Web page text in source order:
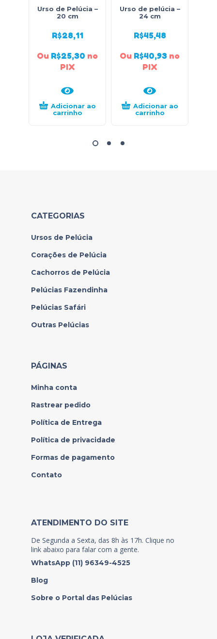
Urso de Pelúcia –
20 cm
R$28,11
Ou R$25,30 no
PIX
Adicionar ao
carrinho
Urso de pelúcia –
24 cm
R$45,48
Ou R$40,93 no
PIX
Adicionar ao
carrinho
CATEGORIAS
Ursos de Pelúcia
Corações de Pelúcia
Cachorros de Pelúcia
Pelúcias Fazendinha
Pelúcias Safári
Outras Pelúcias
PÁGINAS
Minha conta
Rastrear pedido
Política de Entrega
Política de privacidade
Formas de pagamento
Contato
ATENDIMENTO DO SITE
De Segunda a Sexta, das 8h às 17h. Clique no
link abaixo para falar com a gente.
WhatsApp (11) 96349-4525
Blog
Sobre o Portal das Pelúcias